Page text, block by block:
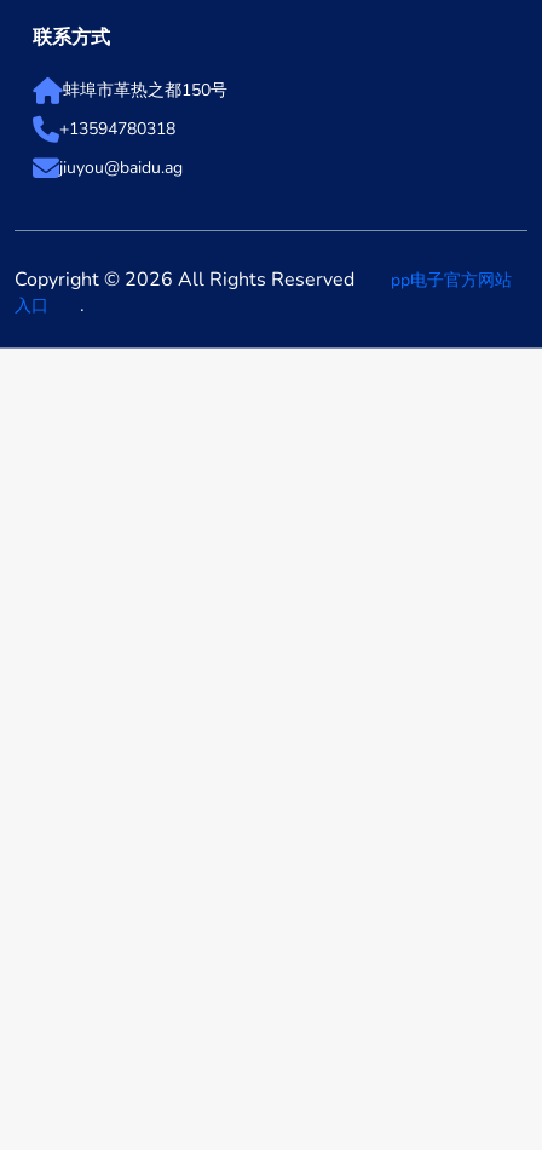
联系方式
蚌埠市革热之都150号
+13594780318
jiuyou@baidu.ag
Copyright © 2026 All Rights Reserved
pp电子官方网站
入口
.